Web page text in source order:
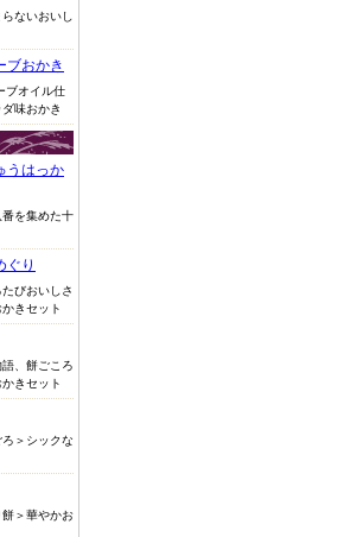
ないおいし
ブおかき
ブオイル仕
味おかき
うはっか
を集めた十
ぐり
びおいしさ
きセット
、餅ごころ
きセット
＞シックな
餅＞華やかお